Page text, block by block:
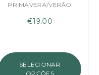
PRIMAVERA/VERÃO
€19.00
SELECIONAR
OPÇÕES